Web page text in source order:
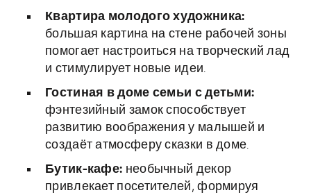
Квартира молодого художника:
большая картина на стене рабочей зоны
помогает настроиться на творческий лад
и стимулирует новые идеи.
Гостиная в доме семьи с детьми:
фэнтезийный замок способствует
развитию воображения у малышей и
создаёт атмосферу сказки в доме.
Бутик-кафе: необычный декор
привлекает посетителей, формируя